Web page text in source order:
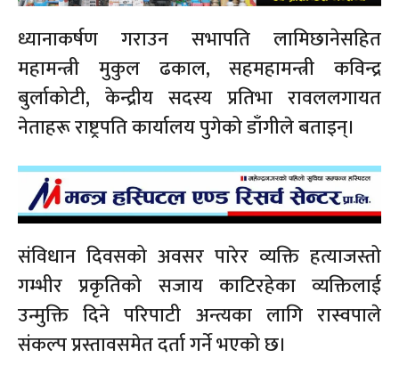
ध्यानाकर्षण गराउन सभापति लामिछानेसहित
महामन्त्री मुकुल ढकाल, सहमहामन्त्री कविन्द्र
बुर्लाकोटी, केन्द्रीय सदस्य प्रतिभा रावललगायत
नेताहरू राष्ट्रपति कार्यालय पुगेको डाँगीले बताइन्।
संविधान दिवसको अवसर पारेर व्यक्ति हत्याजस्तो
गम्भीर प्रकृतिको सजाय काटिरहेका व्यक्तिलाई
उन्मुक्ति दिने परिपाटी अन्त्यका लागि रास्वपाले
संकल्प प्रस्तावसमेत दर्ता गर्ने भएको छ।